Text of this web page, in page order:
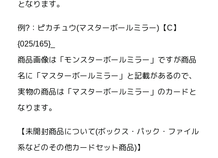
となります。
例?：ピカチュウ(マスターボールミラー)【C】
{025/165}_
商品画像は「モンスターボールミラー」ですが商品
名に「マスターボールミラー」と記載があるので、
実物の商品は「マスターボールミラー」のカードと
なります。
【未開封商品について(ボックス・パック・ファイル
系などのその他カードセット商品)】